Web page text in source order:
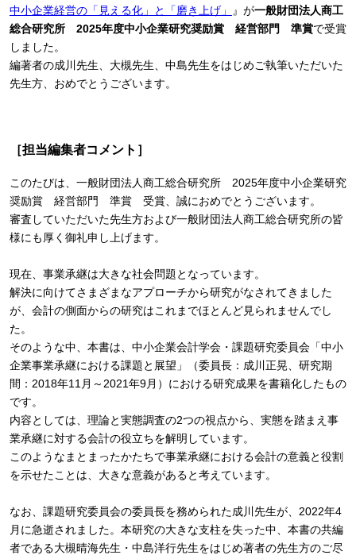
中小企業経営の「見える化」と「磨き上げ」
』が一般財団法人商工
総合研究所 2025年度中小企業研究奨励賞 経営部門 準賞で受賞
しました。
編著者の成川先生、大槻先生、中島先生をはじめご執筆いただいた
先生方、おめでとうございます。
［担当編集者コメント］
このたびは、一般財団法人商工総合研究所 2025年度中小企業研究
奨励賞 経営部門 準賞 受賞、誠におめでとうございます。
審査していただいた先生方および一般財団法人商工総合研究所の皆
様にも厚く御礼申し上げます。
現在、事業承継は大きな社会問題となっています。
解決に向けてさまざまなアプローチから研究がなされてきました
が、会計の側面からの研究はこれまでほとんど見られませんでし
た。
そのような中、本書は、中小企業会計学会・課題研究委員会「中小
企業事業承継における課題と展望」（委員長：成川正晃、研究期
間：2018年11月～2021年9月）における研究成果を書籍化したもの
です。
内容としては、理論と実態調査の2つの視点から、実態を踏まえ事
業承継に対する会計の役立ちを解明しています。
このようなまとまったかたちで事業承継における会計の意義と役割
を示せたことは、大きな意義があると考えています。
なお、課題研究委員会の委員長を務められた成川先生が、2022年4
月に急逝されました。本研究の大きな支柱を失った中、本書の共編
者である大槻晴海先生・中島洋行先生をはじめ著者の先生方のご尽